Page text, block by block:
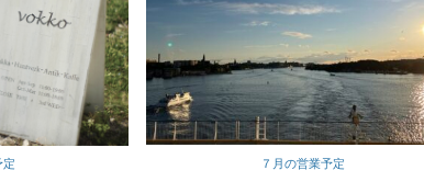
定 ７月の営業予定